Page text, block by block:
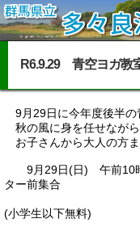
R6.9.29 青空ヨガ教
9月29日に今年度後半の
秋の風に身を任せなが
お子さんから大人の方ま
9月29日(日) 午前10時
ター前集合
中学生以上
(小学生以下無料)